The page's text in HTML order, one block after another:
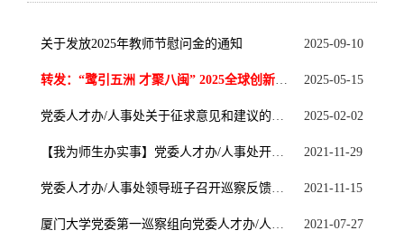
关于发放2025年教师节慰问金的通知 2025-09-10
转发：“鹭引五洲 才聚八闽” 2025全球创新创业大赛公告 2025-05-15
党委人才办/人事处关于征求意见和建议的公告 2025-02-02
【我为师生办实事】党委人才办/人事处开展人事信息系统培训会 2021-11-29
党委人才办/人事处领导班子召开巡察反馈意见整改落实专题民主生活会 2021-11-15
厦门大学党委第一巡察组向党委人才办/人事处反馈巡察意见 2021-07-27